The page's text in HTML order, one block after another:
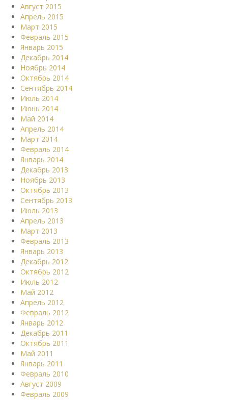
Август 2015
Апрель 2015
Март 2015
Февраль 2015
Январь 2015
Декабрь 2014
Ноябрь 2014
Октябрь 2014
Сентябрь 2014
Июль 2014
Июнь 2014
Май 2014
Апрель 2014
Март 2014
Февраль 2014
Январь 2014
Декабрь 2013
Ноябрь 2013
Октябрь 2013
Сентябрь 2013
Июль 2013
Апрель 2013
Март 2013
Февраль 2013
Январь 2013
Декабрь 2012
Октябрь 2012
Июль 2012
Май 2012
Апрель 2012
Февраль 2012
Январь 2012
Декабрь 2011
Октябрь 2011
Май 2011
Январь 2011
Февраль 2010
Август 2009
Февраль 2009